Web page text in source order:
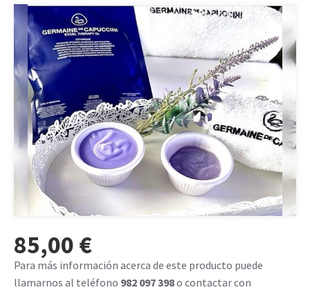
85,00 €
Para más información acerca de este producto puede
llamarnos al teléfono 982 097 398o contactar con